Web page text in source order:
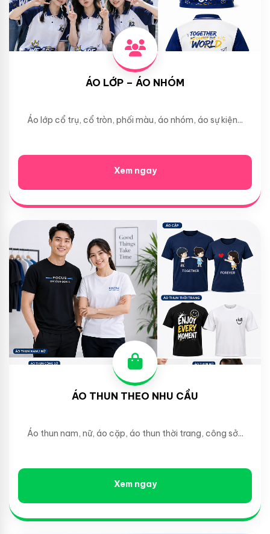
ÁO LỚP – ÁO NHÓM
Áo lớp cổ trụ, cổ tròn, phối màu, áo nhóm, áo sự kiện...
Xem ngay
ÁO THUN THEO NHU CẦU
Áo thun nam, nữ, áo cặp, áo thun thời trang, công sở...
Xem ngay